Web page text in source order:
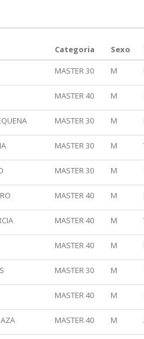
Categoria Sexo
MASTER 30 M
MASTER 40 M
MASTER 30 M
MASTER 30 M
MASTER 30 M
MASTER 40 M
MASTER 40 M
MASTER 40 M
MASTER 30 M
MASTER 40 M
MASTER 40 M